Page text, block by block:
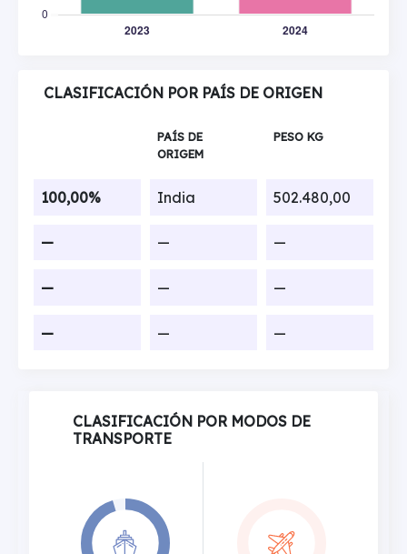
CLASIFICACIÓN POR PAÍS DE ORIGEN
PAÍS DE
ORIGEM
PESO KG
100,00% India 502.480,00
— — —
— — —
— — —
CLASIFICACIÓN POR MODOS DE
TRANSPORTE